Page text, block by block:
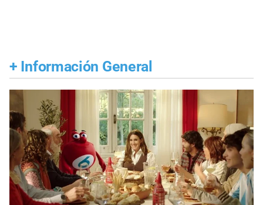
+ Información General